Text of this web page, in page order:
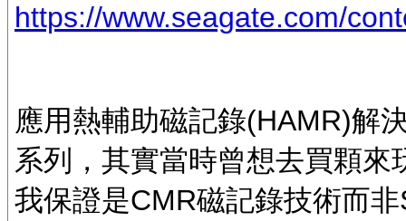
https://www.seagate.com/
應用熱輔助磁記錄(HAMR)解
系列，其實當時曾想去買顆
我保證是CMR磁記錄技術而